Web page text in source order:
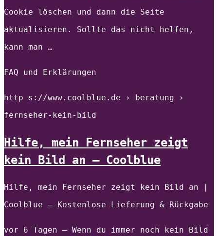
Cookie löschen und dann die Seite
aktualisieren. Sollte das nicht helfen,
kann man …
FAQ und Erklärungen
http s://www.coolblue.de › beratung ›
fernseher-kein-bild
Hilfe, mein Fernseher zeigt
kein Bild an – Coolblue
Hilfe, mein Fernseher zeigt kein Bild an |
Coolblue – Kostenlose Lieferung & Rückgabe
vor 6 Tagen — Wenn du immer noch kein Bild